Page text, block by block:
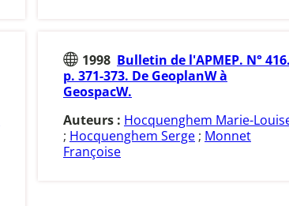
1998 Bulletin de l'APMEP. N° 416.
p. 371-373. De GeoplanW à
GeospacW.
Auteurs : Hocquenghem Marie-
; Hocquenghem Serge ; Monnet
Françoise